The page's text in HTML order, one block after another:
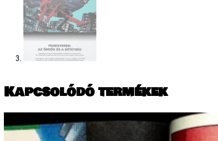
Kapcsolódó termékek